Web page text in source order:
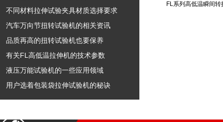
不同材料拉伸试验夹具材质选择要求
汽车万向节扭转试验机的相关资讯
品质再高的扭转试验机也要保养
有关FL高低温拉伸机的技术参数
液压万能试验机的一些应用领域
用户选着包装袋拉伸试验机的秘诀
FL系列高低温瞬间转